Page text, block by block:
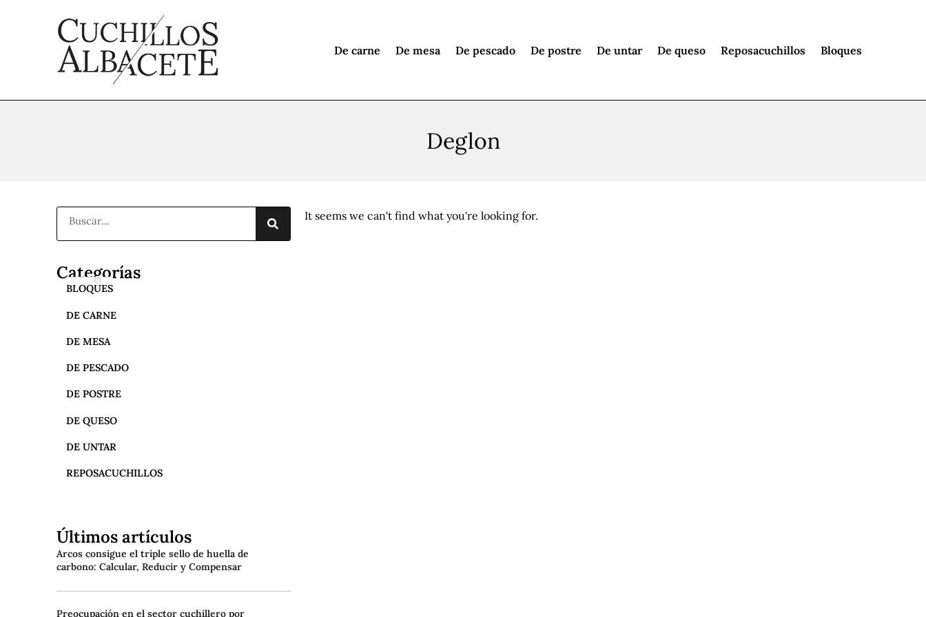
De carne De mesa De pescado De postre De untar De queso Reposacuchillos Bloques
Deglon
Buscar
Categorías
BLOQUES
DE CARNE
DE MESA
DE PESCADO
DE POSTRE
DE QUESO
DE UNTAR
REPOSACUCHILLOS
Últimos artículos
Arcos consigue el triple sello de huella de
carbono: Calcular, Reducir y Compensar
Preocupación en el sector cuchillero por
It seems we can't find what you're looking for.